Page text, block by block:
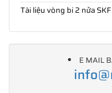
Tài liệu vòng bi 2 nửa SKF
E MAIL